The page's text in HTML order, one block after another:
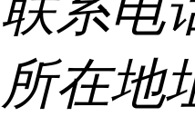
所在地